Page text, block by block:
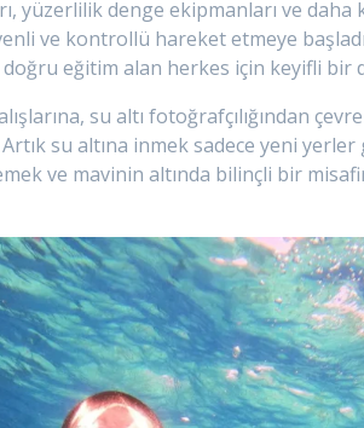
yüzerlilik denge ekipmanları ve daha
ve kontrollü hareket etmeye
doğru eğitim alan herkes için keyifli
su altı fotoğrafçılığından
su altına inmek sadece yeni
ve mavinin altında bilinçli bir